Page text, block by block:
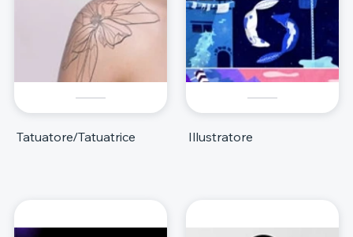
Tatuatore/Tatuatrice Illustratore